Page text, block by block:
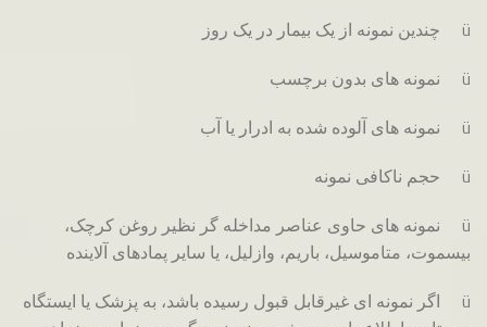
ü چندین نمونه از یک بیمار در یک روز
ü نمونه های بدون برچسب
ü نمونه های آلوده شده به ادرار یا آب
ü حجم ناکافی نمونه
ü نمونه های حاوی عناصر مداخله گر نظیر روغن کرچک،
بیسموت، متاموسیل، باریم، وازلیل، یا سایر پمادهای آلاینده
ü اگر نمونه ای غیرقابل قبول رسیده باشد، به پزشک یا ایستگاه